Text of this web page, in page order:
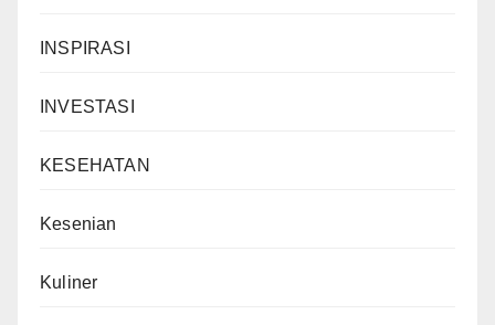
INSPIRASI
INVESTASI
KESEHATAN
Kesenian
Kuliner